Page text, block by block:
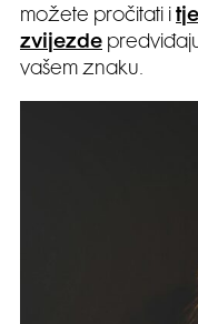
možete pročitati i
zvijezde
vašem znaku.